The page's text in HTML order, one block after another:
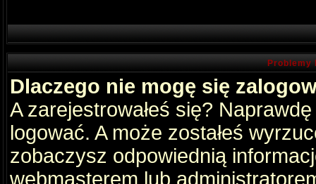
Problemy
Dlaczego nie mogę się
A zarejestrowałeś się?
logować. A może zostałeś
zobaczysz odpowiednią
webmasterem lub